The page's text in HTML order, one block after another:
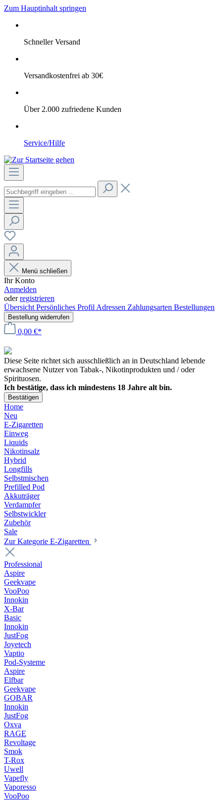
Zum Hauptinhalt springen
Schneller Versand
Versandkostenfrei ab 30€
Über 2.000 zufriedene Kunden
Service/Hilfe
Menü schließen
Ihr Konto
Anmelden
oderregistrieren
Übersicht Persönliches Profil Adressen Zahlungsarten Bestellungen
Bestellung widerrufen
0,00 €*
Diese Seite richtet sich ausschließlich an in Deutschland lebende
erwachsene Nutzer von Tabak-, Nikotinprodukten und / oder
Spirituosen.
Ich bestätige, dass ich mindestens 18 Jahre alt bin.
Bestätigen
Home
Neu
E-Zigaretten
Einweg
Liquids
Nikotinsalz
Hybrid
Longfills
Selbstmischen
Prefilled Pod
Akkuträger
Verdampfer
Selbstwickler
Zubehör
Sale
Zur Kategorie E-Zigaretten
Professional
Aspire
Geekvape
VooPoo
Innokin
X-Bar
Basic
Innokin
JustFog
Joyetech
Vaptio
Pod-Systeme
Aspire
Elfbar
Geekvape
GOBAR
Innokin
JustFog
Oxva
RAGE
Revoltage
Smok
T-Rox
Uwell
Vapefly
Vaporesso
VooPoo